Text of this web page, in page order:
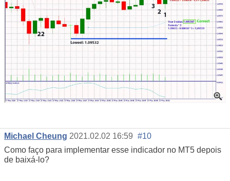
Michael Cheung 2021.02.02 16:59 #10
Como faço para implementar esse indicador no MT5 depois
de baixá-lo?